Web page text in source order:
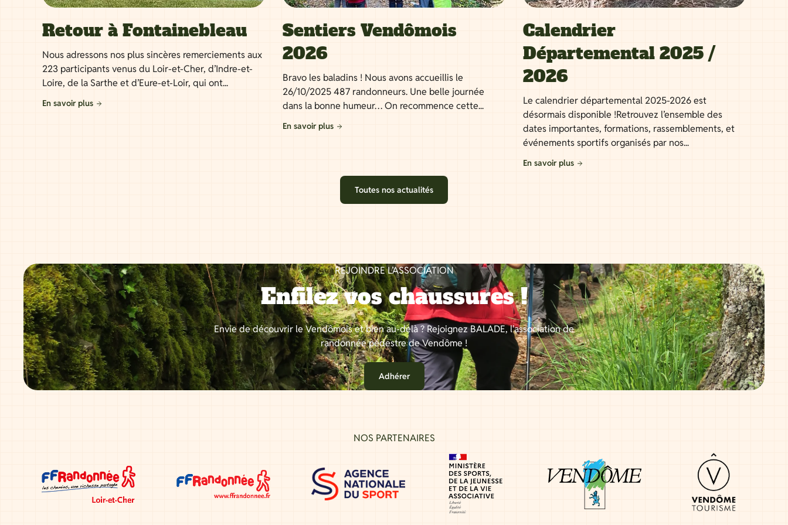
Retour à Fontainebleau
Nous adressons nos plus sincères remerciements aux
223 participants venus du Loir-et-Cher, d’Indre-et-
Loire, de la Sarthe et d’Eure-et-Loir, qui ont...
En savoir plus
Sentiers Vendômois
2026
Bravo les baladins ! Nous avons accueillis le
26/10/2025 487 randonneurs. Une belle journée
dans la bonne humeur… On recommence cette...
En savoir plus
Calendrier
Départemental 2025 /
2026
Le calendrier départemental 2025-2026 est
désormais disponible !Retrouvez l’ensemble des
dates importantes, formations, rassemblements, et
événements sportifs organisés par nos...
En savoir plus
Toutes nos actualités
REJOINDRE L’ASSOCIATION
Enfilez vos chaussures !
Envie de découvrir le Vendômois et bien au-delà ? Rejoignez BALADE, l'association de
randonnée pédestre de Vendôme !
Adhérer
NOS PARTENAIRES